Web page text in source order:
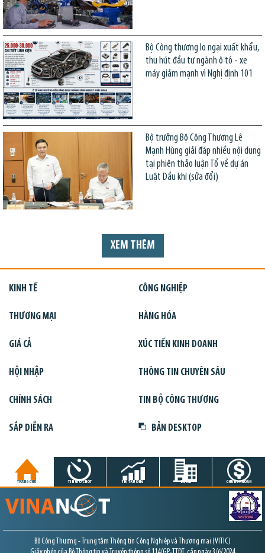
Bộ Công thương lo ngại xuất khẩu,
thu hút đầu tư ngành ô tô - xe
máy giảm mạnh vì Nghị định 101
Bộ trưởng Bộ Công Thương Lê
Mạnh Hùng giải đáp nhiều nội dung
tại phiên thảo luận Tổ về dự án
Luật Dầu khí (sửa đổi)
XEM THÊM
KINH TẾ CÔNG NGHIỆP
THƯƠNG MẠI HÀNG HÓA
GIÁ CẢ XÚC TIẾN KINH DOANH
HỘI NHẬP THÔNG TIN CHUYÊN SÂU
CHÍNH SÁCH TIN BỘ CÔNG THƯƠNG
SẮP DIỄN RA BẢN DESKTOP
TRANG CHỦ TIN GIỜ CHÓT THỊ TRƯỜNG DỰ ÁN CHỨNG KHOÁN
Bộ Công Thương - Trung tâm Thông tin Công Nghiệp và Thương mại (VITIC)